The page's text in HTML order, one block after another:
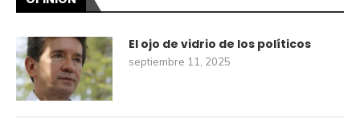
El ojo de vidrio de los políticos
septiembre 11, 2025